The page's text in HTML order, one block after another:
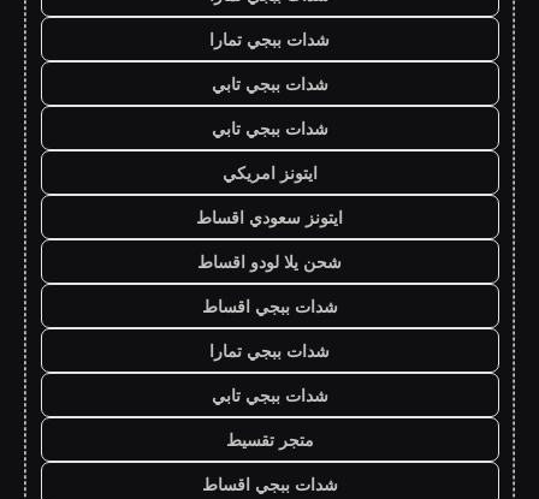
شدات ببجي تمارا
شدات ببجي تابي
شدات ببجي تابي
ايتونز امريكي
ايتونز سعودي اقساط
شحن يلا لودو اقساط
شدات ببجي اقساط
شدات ببجي تمارا
شدات ببجي تابي
متجر تقسيط
شدات ببجي اقساط